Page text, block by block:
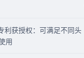
利获授权：可满足不同头
用